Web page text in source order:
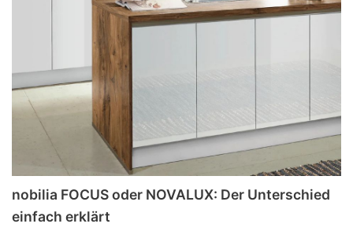
nobilia FOCUS oder NOVALUX: Der Unterschied
einfach erklärt